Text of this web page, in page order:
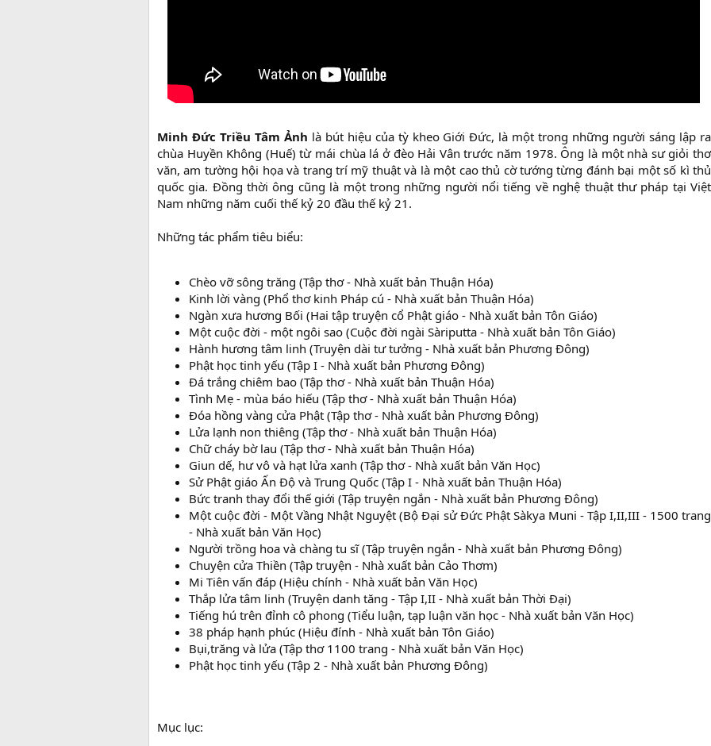
Minh Đức Triều Tâm Ảnh là bút hiệu của tỳ kheo Giới Đức, là một trong những người sáng lập ra
chùa Huyền Không (Huế) từ mái chùa lá ở đèo Hải Vân trước năm 1978. Ông là một nhà sư giỏi thơ
văn, am tường hội họa và trang trí mỹ thuật và là một cao thủ cờ tướng từng đánh bại một số kì thủ
quốc gia. Đồng thời ông cũng là một trong những người nổi tiếng về nghệ thuật thư pháp tại Việt
Nam những năm cuối thế kỷ 20 đầu thế kỷ 21.
Những tác phẩm tiêu biểu:
Chèo vỡ sông trăng (Tập thơ - Nhà xuất bản Thuận Hóa)
Kinh lời vàng (Phổ thơ kinh Pháp cú - Nhà xuất bản Thuận Hóa)
Ngàn xưa hương Bối (Hai tập truyện cổ Phật giáo - Nhà xuất bản Tôn Giáo)
Một cuộc đời - một ngôi sao (Cuộc đời ngài Sàriputta - Nhà xuất bản Tôn Giáo)
Hành hương tâm linh (Truyện dài tư tưởng - Nhà xuất bản Phương Đông)
Phật học tinh yếu (Tập I - Nhà xuất bản Phương Đông)
Đá trắng chiêm bao (Tập thơ - Nhà xuất bản Thuận Hóa)
Tình Mẹ - mùa báo hiếu (Tập thơ - Nhà xuất bản Thuận Hóa)
Đóa hồng vàng cửa Phật (Tập thơ - Nhà xuất bản Phương Đông)
Lửa lạnh non thiêng (Tập thơ - Nhà xuất bản Thuận Hóa)
Chữ cháy bờ lau (Tập thơ - Nhà xuất bản Thuận Hóa)
Giun dế, hư vô và hạt lửa xanh (Tập thơ - Nhà xuất bản Văn Học)
Sử Phật giáo Ấn Độ và Trung Quốc (Tập I - Nhà xuất bản Thuận Hóa)
Bức tranh thay đổi thế giới (Tập truyện ngắn - Nhà xuất bản Phương Đông)
Một cuộc đời - Một Vầng Nhật Nguyệt (Bộ Đại sử Đức Phật Sàkya Muni - Tập I,II,III - 1500 trang
- Nhà xuất bản Văn Học)
Người trồng hoa và chàng tu sĩ (Tập truyện ngắn - Nhà xuất bản Phương Đông)
Chuyện cửa Thiền (Tập truyện - Nhà xuất bản Cảo Thơm)
Mi Tiên vấn đáp (Hiệu chính - Nhà xuất bản Văn Học)
Thắp lửa tâm linh (Truyện danh tăng - Tập I,II - Nhà xuất bản Thời Đại)
Tiếng hú trên đỉnh cô phong (Tiểu luận, tạp luận văn học - Nhà xuất bản Văn Học)
38 pháp hạnh phúc (Hiệu đính - Nhà xuất bản Tôn Giáo)
Bụi,trăng và lửa (Tập thơ 1100 trang - Nhà xuất bản Văn Học)
Phật học tinh yếu (Tập 2 - Nhà xuất bản Phương Đông)
Mục lục: